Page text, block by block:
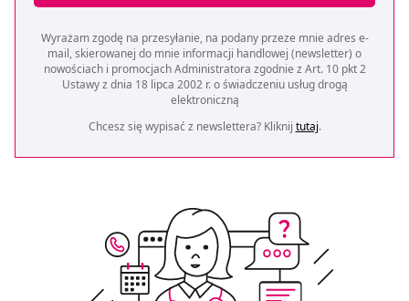
Wyrażam zgodę na przesyłanie, na podany przeze mnie adres e-
mail, skierowanej do mnie informacji handlowej (newsletter) o
nowościach i promocjach Administratora zgodnie z Art. 10 pkt 2
Ustawy z dnia 18 lipca 2002 r. o świadczeniu usług drogą
elektroniczną
Chcesz się wypisać z newslettera? Kliknij tutaj.